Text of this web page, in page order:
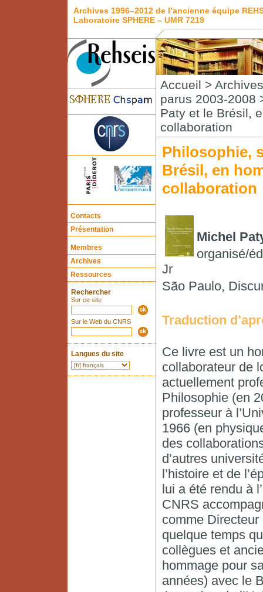
Archives 1996–2012 de l’ancienne équipe
Laboratoire SPHERE – UMR 7219
Contacts
Présentation
Membres
Archives
Ressources
Rechercher
Sur ce site
Sur le Web du CNRS
Langues du site
Accueil > Archives
parus 2003-2008
Paty et le Brésil,
collaboration
Philosophie,
Brésil, en
collaboration
Michel
organisé/
Jr
São Paulo,
Traduction
Ce livre est un
collaborateur de
actuellement
Philosophie (en
professeur à
1966 (en
des
d’autres
l’histoire et de
lui a été rendu à
CNRS
comme
quelque temps
collègues et
hommage pour
années) avec le